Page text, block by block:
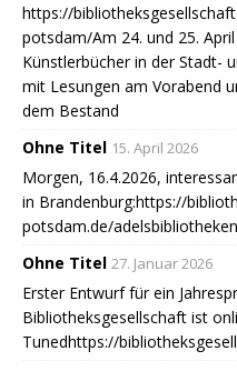
https://
potsdam/Am 24. und 25.
Künstlerbücher in der Stadt-
mit Lesungen am Vorabend
dem Bestand
Ohne Titel 15. April 2026
Morgen, 16.4.2026,
in Brandenburg:https://
potsdam.de/
Ohne Titel 27. Januar 2026
Erster Entwurf für ein
Bibliotheksgesellschaft ist
Tunedhttps://